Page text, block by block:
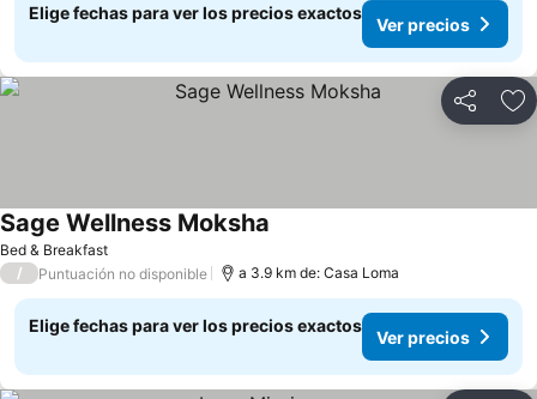
Elige fechas para ver los precios exactos
Ver precios
Compartir
Bed & Breakfast
Sage Wellness Moksha
/ Puntuación no disponible a 3.9 km de: Casa Loma
Elige fechas para ver los precios exactos
Ver precios